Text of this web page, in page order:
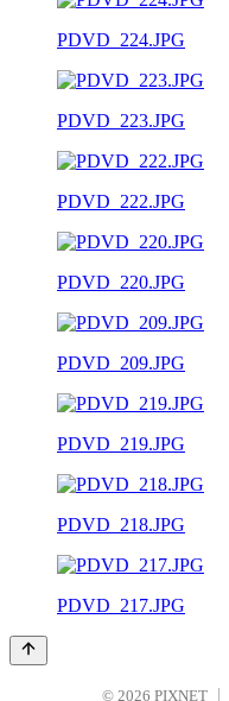
PDVD_224.JPG
PDVD_223.JPG
PDVD_222.JPG
PDVD_220.JPG
PDVD_209.JPG
PDVD_219.JPG
PDVD_218.JPG
PDVD_217.JPG
© 2026 PIXNET